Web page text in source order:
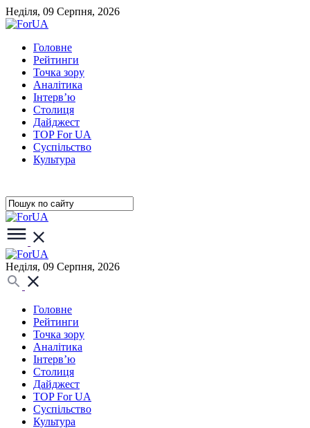
Неділя, 09 Серпня, 2026
Головне
Рейтинги
Точка зору
Аналітика
Інтерв’ю
Столиця
Дайджест
TOP For UA
Суспiльство
Культура
Неділя, 09 Серпня, 2026
Головне
Рейтинги
Точка зору
Аналітика
Інтерв’ю
Столиця
Дайджест
TOP For UA
Суспiльство
Культура